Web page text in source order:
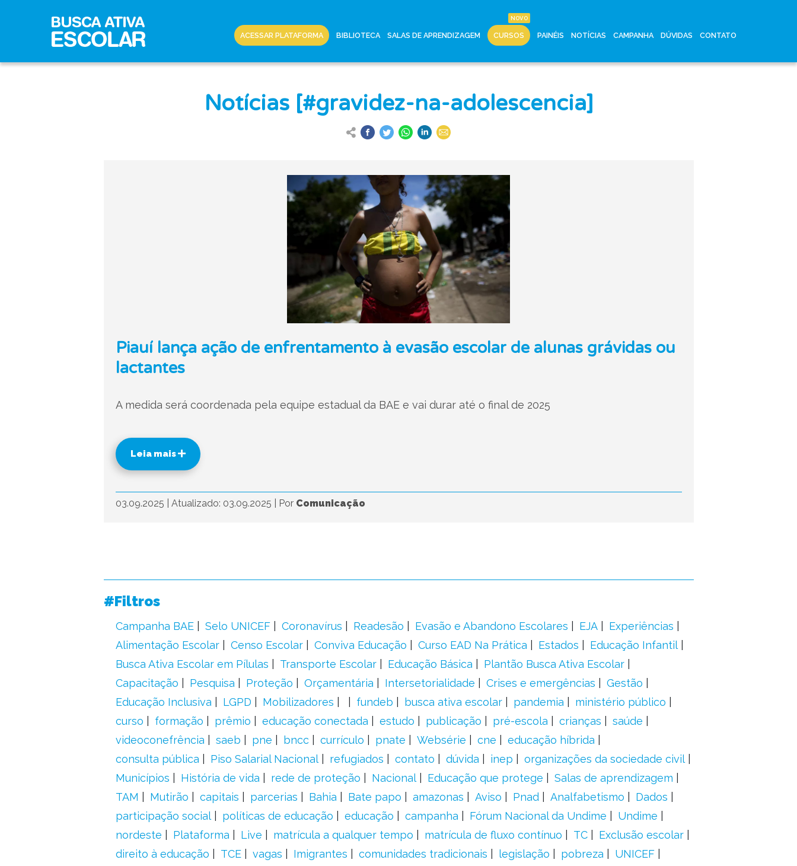
ACESSAR PLATAFORMA BIBLIOTECA SALAS DE APRENDIZAGEM CURSOS PAINÉIS NOTÍCIAS CAMPANHA DÚVIDAS CONTATO
Notícias [#gravidez-na-adolescencia]
Piauí lança ação de enfrentamento à evasão escolar de alunas grávidas ou
lactantes
A medida será coordenada pela equipe estadual da BAE e vai durar até o final de 2025
Leia mais
03.09.2025 Atualizado: 03.09.2025 Por Comunicação
#Filtros
Campanha BAE Selo UNICEF Coronavírus Readesão Evasão e Abandono Escolares EJA
Experiências
Alimentação Escolar
Censo Escolar Conviva Educação Curso EAD Na Prática Estados
Educação Infantil
Busca Ativa Escolar em Pílulas
Transporte Escolar Educação Básica
Plantão Busca Ativa Escolar
Capacitação
Pesquisa Proteção Orçamentária Intersetorialidade Crises e emergências
Gestão
Educação Inclusiva
LGPD Mobilizadores fundeb busca ativa escolar pandemia
ministério público
curso
formação prêmio educação conectada estudo publicação pré-escola crianças
saúde
videoconefrência
saeb pne bncc currículo pnate Websérie cne
educação híbrida
consulta pública
Piso Salarial Nacional refugiados contato dúvida inep
organizações da sociedade civil
Municípios
História de vida rede de proteção Nacional Educação que protege
Salas de aprendizagem
TAM
Mutirão capitais parcerias Bahia Bate papo amazonas Aviso Pnad Analfabetismo
Dados
participação social
políticas de educação educação campanha Fórum Nacional da Undime
Undime
nordeste
Plataforma Live matrícula a qualquer tempo matrícula de fluxo contínuo TC
Exclusão escolar
direito à educação
TCE vagas Imigrantes comunidades tradicionais legislação pobreza
UNICEF